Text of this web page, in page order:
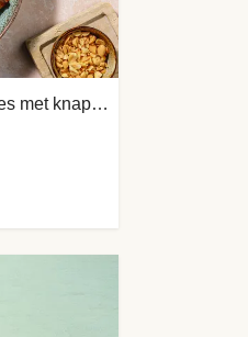
Kung Pao stijl veggie runderstukjes met knapperige pinda's